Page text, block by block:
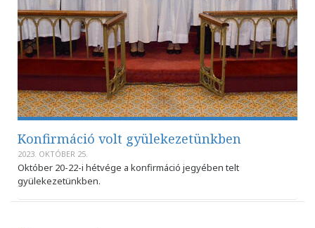
Konfirmáció volt gyülekezetünkben
2023. OKTÓBER 25.
Október 20-22-i hétvége a konfirmáció jegyében telt
gyülekezetünkben.